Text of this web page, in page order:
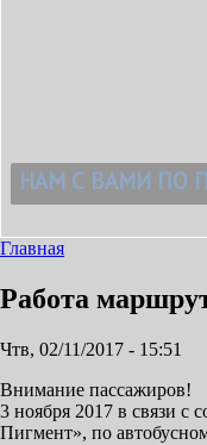
Главная
Работа
Чтв, 02/11/2017 - 15:51
Внимание пассажиров!
3 ноября 2017 в связи
Пигмент», по